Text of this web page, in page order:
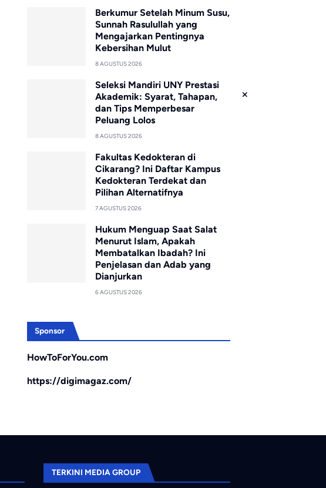
Berkumur Setelah Minum Susu,
Sunnah Rasulullah yang
Mengajarkan Pentingnya
Kebersihan Mulut
8 AGUSTUS 2026
Seleksi Mandiri UNY Prestasi
Akademik: Syarat, Tahapan,
dan Tips Memperbesar
Peluang Lolos
8 AGUSTUS 2026
Fakultas Kedokteran di
Cikarang? Ini Daftar Kampus
Kedokteran Terdekat dan
Pilihan Alternatifnya
7 AGUSTUS 2026
Hukum Menguap Saat Salat
Menurut Islam, Apakah
Membatalkan Ibadah? Ini
Penjelasan dan Adab yang
Dianjurkan
6 AGUSTUS 2026
Sponsor
HowToForYou.com
https://digimagaz.com/
TERKINI MEDIA GROUP